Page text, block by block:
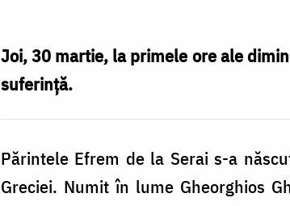
Joi, 30 martie, la primele ore ale
suferință.
Părintele Efrem de la Serai s-a
Greciei. Numit în lume Gheorghios